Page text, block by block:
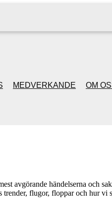
MEDVERKANDE OM
avgörande händelserna och
trender, flugor, floppar och hur